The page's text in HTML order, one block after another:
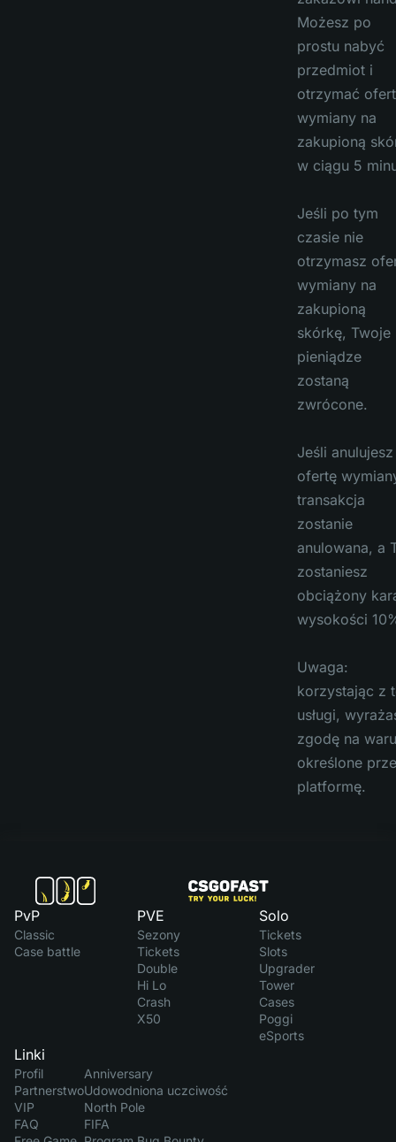
Możesz po
prostu nabyć
przedmiot i
otrzymać
wymiany na
zakupioną
w ciągu 5
Jeśli po tym
czasie nie
otrzymasz
wymiany na
zakupioną
skórkę, Twoje
pieniądze
zostaną
zwrócone.
Jeśli anulujesz
ofertę
transakcja
zostanie
anulowana, a
zostaniesz
obciążony
wysokości
Uwaga:
korzystając z
usługi,
zgodę na
określone
platformę.
PvP
Classic
Case battle
PVE
Sezony
Tickets
Double
Hi Lo
Crash
X50
Solo
Tickets
Slots
Upgrader
Tower
Cases
Poggi
eSports
Linki
Profil
Partnerstwo
VIP
FAQ
Anniversary
Udowodniona uczciwość
North Pole
FIFA